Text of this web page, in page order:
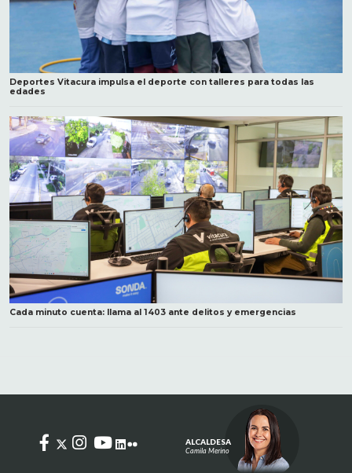
Deportes Vitacura impulsa el deporte con talleres para todas las
edades
Cada minuto cuenta: llama al 1403 ante delitos y emergencias
ALCALDESA
Camila Merino